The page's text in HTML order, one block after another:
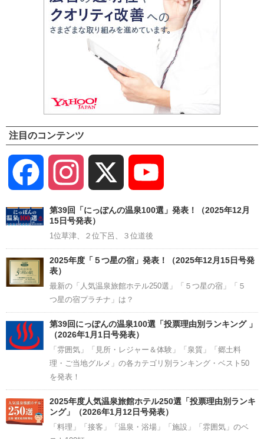
注目のコンテンツ
Facebook Instagram
Channel
第39回「にっぽんの温泉100選」発表！（2025年12月
15日号発表）
1位草津、２位下呂、３位道後
2025年度「５つ星の宿」発表！（2025年12月15日号発
表）
最新の「人気温泉旅館ホテル250選」「５つ星の宿」「５
つ星の宿プラチナ」は？
第39回にっぽんの温泉100選「投票理由別ランキング 」
（2026年1月1日号発表）
「雰囲気」「見所・レジャー＆体験」「泉質」「郷土料
理・ご当地グルメ」の各カテゴリ別ランキング・ベスト50
を発表！
2025年度人気温泉旅館ホテル250選「投票理由別ランキ
ング」（2026年1月12日号発表）
「料理」「接客」「温泉・浴場」「施設」「雰囲気」のベ